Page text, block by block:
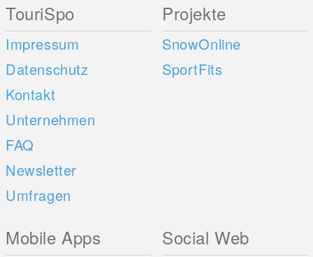
TouriSpo
Impressum
Datenschutz
Kontakt
Unternehmen
FAQ
Newsletter
Umfragen
Projekte
SnowOnline
SportFits
Mobile Apps Social Web